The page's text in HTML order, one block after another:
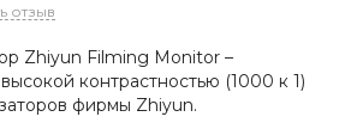
отзыв
Zhiyun Filming Monitor –
контрастностью (1000 к 1)
фирмы Zhiyun.